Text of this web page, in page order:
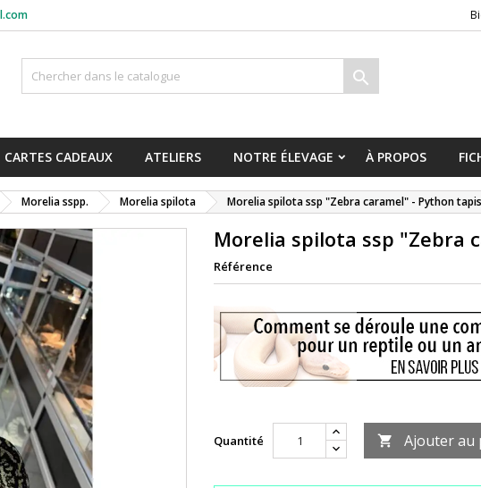

CARTES CADEAUX ATELIERS NOTRE ÉLEVAGE À PROPOS
Morelia sspp. Morelia spilota Morelia spilota ssp "Zebra caramel" - Python tapis
Morelia spilota ssp "Zebra
Référence
Quantité  Ajouter au